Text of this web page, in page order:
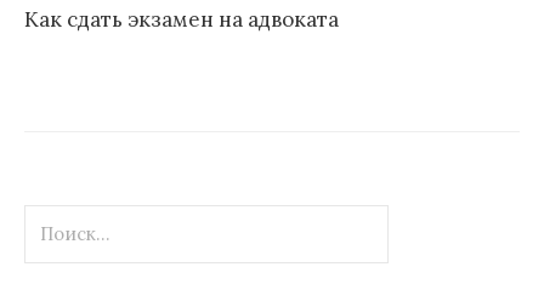
Как сдать экзамен на адвоката